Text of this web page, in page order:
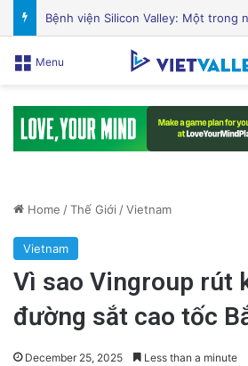
Menu
Home /Thế Giới /Vietnam
Vietnam
Vì sao Vingroup rút
đường sắt cao tốc
December 25, 2025 Less than a minute